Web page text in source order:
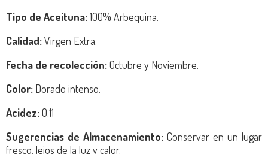
Tipo de Aceituna:100% Arbequina.
Calidad:Virgen Extra.
Fecha de recolección:Octubre y Noviembre.
Color: Dorado intenso.
Acidez:0.11
Sugerencias de Almacenamiento: Conservar en un lugar
fresco, lejos de la luz y calor.